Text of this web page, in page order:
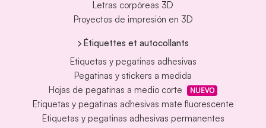
Letras corpóreas 3D
Proyectos de impresión en 3D
Étiquettes et autocollants
Etiquetas y pegatinas adhesivas
Pegatinas y stickers a medida
Hojas de pegatinas a medio corte
NUEVO
Etiquetas y pegatinas adhesivas mate fluorescente
Etiquetas y pegatinas adhesivas permanentes